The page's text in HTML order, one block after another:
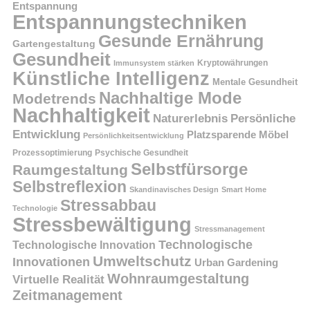
Entspannung
Entspannungstechniken
Gartengestaltung Gesunde Ernährung
Gesundheit Immunsystem stärken Kryptowährungen
Künstliche Intelligenz Mentale Gesundheit
Modetrends Nachhaltige Mode
Nachhaltigkeit Naturerlebnis Persönliche
Entwicklung Persönlichkeitsentwicklung Platzsparende Möbel
Prozessoptimierung Psychische Gesundheit
Raumgestaltung Selbstfürsorge
Selbstreflexion Skandinavisches Design Smart Home
Technologie Stressabbau
Stressbewältigung Stressmanagement
Technologische Innovation Technologische
Innovationen Umweltschutz Urban Gardening
Virtuelle Realität Wohnraumgestaltung
Zeitmanagement